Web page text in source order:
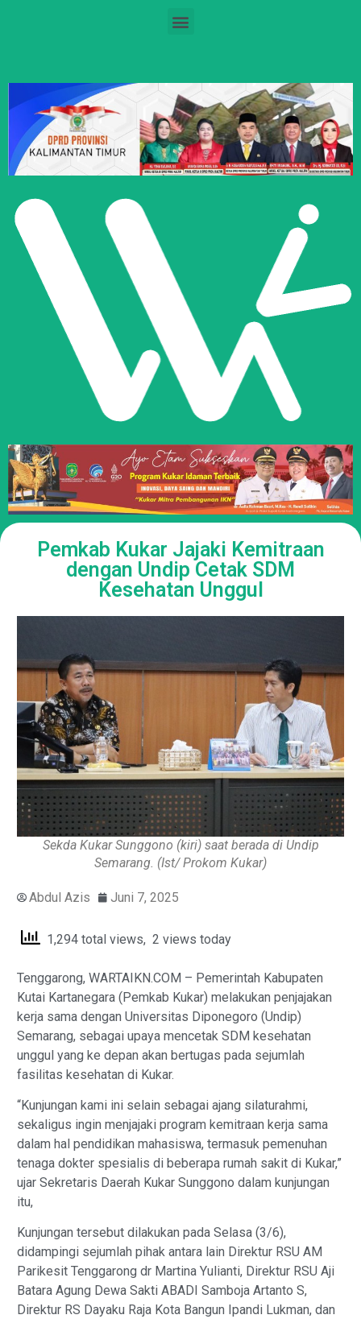
Pemkab Kukar Jajaki Kemitraan
dengan Undip Cetak SDM
Kesehatan Unggul
Sekda Kukar Sunggono (kiri) saat berada di Undip
Semarang. (Ist/ Prokom Kukar)
Abdul Azis Juni 7, 2025
1,294 total views, 2 views today
Tenggarong, WARTAIKN.COM – Pemerintah Kabupaten
Kutai Kartanegara (Pemkab Kukar) melakukan penjajakan
kerja sama dengan Universitas Diponegoro (Undip)
Semarang, sebagai upaya mencetak SDM kesehatan
unggul yang ke depan akan bertugas pada sejumlah
fasilitas kesehatan di Kukar.
“Kunjungan kami ini selain sebagai ajang silaturahmi,
sekaligus ingin menjajaki program kemitraan kerja sama
dalam hal pendidikan mahasiswa, termasuk pemenuhan
tenaga dokter spesialis di beberapa rumah sakit di Kukar,”
ujar Sekretaris Daerah Kukar Sunggono dalam kunjungan
itu,
Kunjungan tersebut dilakukan pada Selasa (3/6),
didampingi sejumlah pihak antara lain Direktur RSU AM
Parikesit Tenggarong dr Martina Yulianti, Direktur RSU Aji
Batara Agung Dewa Sakti ABADI Samboja Artanto S,
Direktur RS Dayaku Raja Kota Bangun Ipandi Lukman, dan